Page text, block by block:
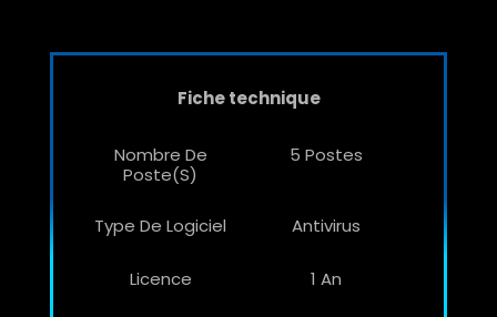
Fiche technique
Nombre De
Poste(s)
5 Postes
Type De Logiciel Antivirus
Licence 1 An